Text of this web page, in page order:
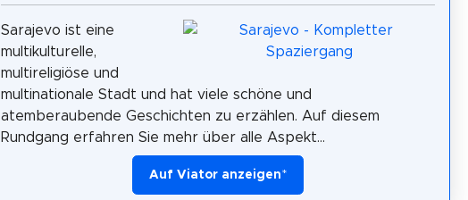
Sarajevo ist eine
multikulturelle,
multireligiöse und
multinationale Stadt und hat viele schöne und
atemberaubende Geschichten zu erzählen. Auf diesem
Rundgang erfahren Sie mehr über alle Aspekt...
Auf Viator anzeigen*